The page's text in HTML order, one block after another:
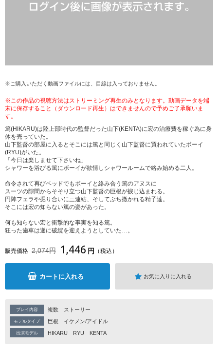
※ご購入いただく動画ファイルには、目線は入っておりません。
※この作品の視聴方法はストリーミング再生のみとなります。動画データを端
末に保存すること（ダウンロード再生）はできませんので予めご了承願いま
す。
篤(HIKARU)は陸上部時代の監督だった山下(KENTA)に宏の治療費を稼ぐ為に身
体を売っていた。
山下監督の部屋に入るとそこには篤と同じく山下監督に買われていたボーイ
(RYU)がいた。
「今日は楽しませて下さいね」
シャワーを浴びる篤にボーイが欲情しシャワールームで絡み始める二人。
命令されて再びベッドでもボーイと絡み合う篤のアヌスに
スーツの隙間からそそり立つ山下監督の巨根が捩じ込まれる。
円陣フェラや掘り合いに三連結、そしてぶち撒かれる精子達。
そこには宏の知らない篤の姿があった。
何も知らない宏と衝撃的な事実を知る篤。
狂った歯車は遂に破綻を迎えようとしていた…。
販売価格 2,074円 1,446 円 （税込）
カートに入れる お気に入りに入れる
プレイ内容 複数 ストーリー
モデルタイプ 巨根 イケメン/アイドル
出演モデル HIKARU RYU KENTA